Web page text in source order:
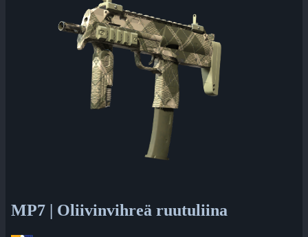
MP7 | Oliivinvihreä ruutuliina